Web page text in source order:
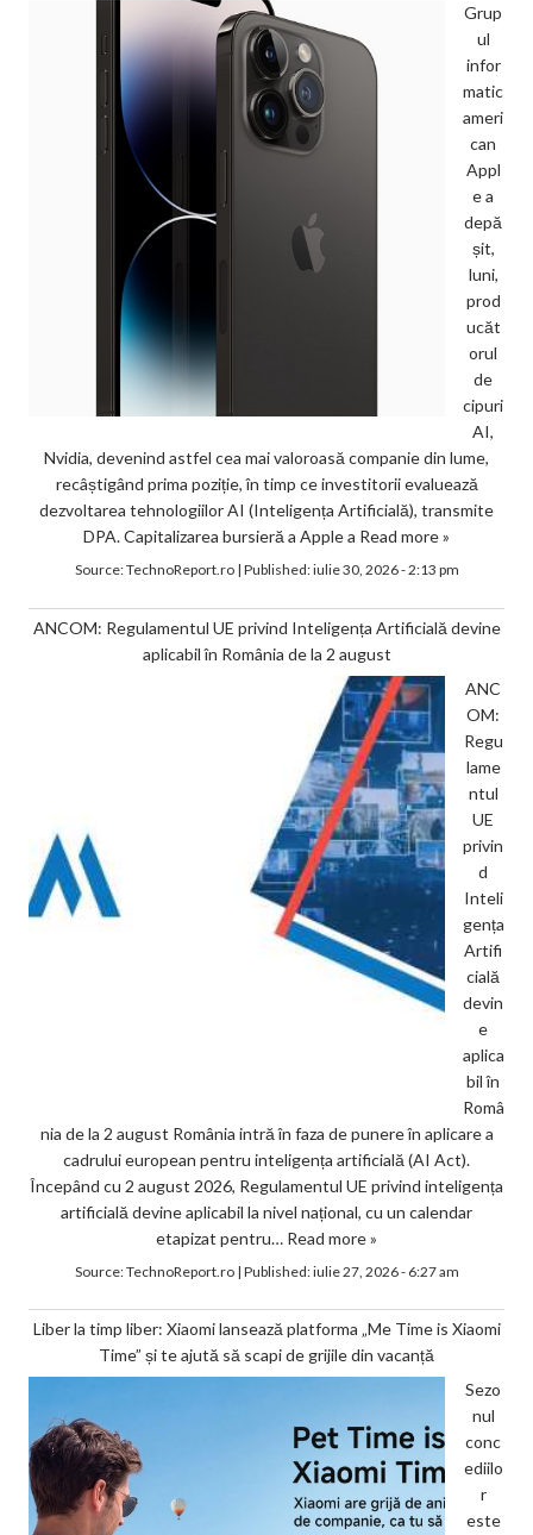
Grup
ul
infor
matic
ameri
can
Appl
e a
depă
șit,
luni,
prod
ucăt
orul
de
cipuri
AI,
Nvidia, devenind astfel cea mai valoroasă companie din lume,
recâștigând prima poziție, în timp ce investitorii evaluează
dezvoltarea tehnologiilor AI (Inteligența Artificială), transmite
DPA. Capitalizarea bursieră a Apple a Read more »
Source:TechnoReport.ro| Published:iulie 30, 2026 - 2:13 pm
ANCOM: Regulamentul UE privind Inteligența Artificială devine
aplicabil în România de la 2 august
ANC
OM:
Regu
lame
ntul
UE
privin
d
Inteli
gența
Artifi
cială
devin
e
aplica
bil în
Româ
nia de la 2 august România intră în faza de punere în aplicare a
cadrului european pentru inteligența artificială (AI Act).
Începând cu 2 august 2026, Regulamentul UE privind inteligența
artificială devine aplicabil la nivel național, cu un calendar
etapizat pentru… Read more »
Source:TechnoReport.ro| Published:iulie 27, 2026 - 6:27 am
Liber la timp liber: Xiaomi lansează platforma „Me Time is Xiaomi
Time” și te ajută să scapi de grijile din vacanță
Sezo
nul
conc
ediilo
r
este